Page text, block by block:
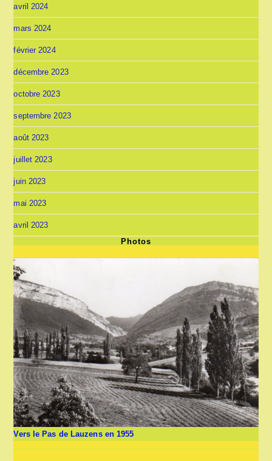
avril 2024
mars 2024
février 2024
décembre 2023
octobre 2023
septembre 2023
août 2023
juillet 2023
juin 2023
mai 2023
avril 2023
Photos
Vers le Pas de Lauzens en 1955